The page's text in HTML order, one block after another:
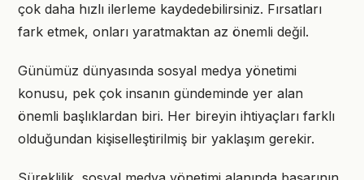
çok daha hızlı ilerleme kaydedebilirsiniz. Fırsatları
fark etmek, onları yaratmaktan az önemli değil.
Günümüz dünyasında sosyal medya yönetimi
konusu, pek çok insanın gündeminde yer alan
önemli başlıklardan biri. Her bireyin ihtiyaçları farklı
olduğundan kişiselleştirilmiş bir yaklaşım gerekir.